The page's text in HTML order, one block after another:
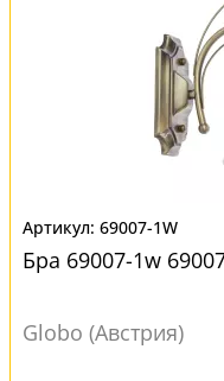
69007-1W
Бра 69007-1w
Globo (Австрия)